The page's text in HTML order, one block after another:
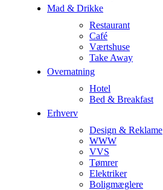
Mad & Drikke
Restaurant
Café
Værtshuse
Take Away
Overnatning
Hotel
Bed & Breakfast
Erhverv
Design & Reklame
WWW
VVS
Tømrer
Elektriker
Boligmæglere